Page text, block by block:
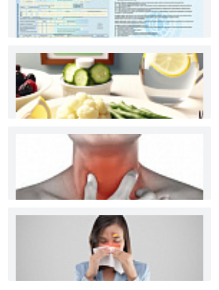
Как и сколько денег можно получить по
Диета 7 стол при заболеваниях почек (острый и
Ларингит: все о ларингите и его лечении. Как
спасти свой голос.